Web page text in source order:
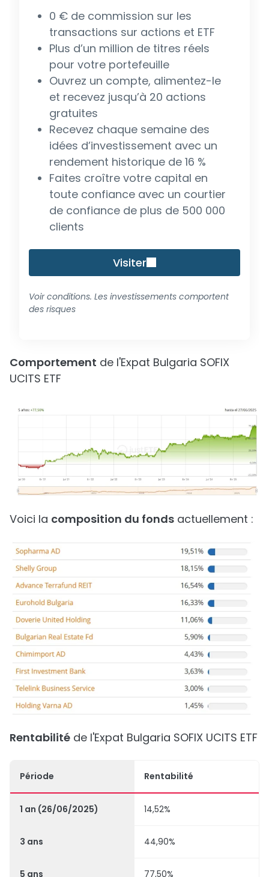
0 € de commission sur les
transactions sur actions et ETF
Plus d’un million de titres réels
pour votre portefeuille
Ouvrez un compte, alimentez-le
et recevez jusqu’à 20 actions
gratuites
Recevez chaque semaine des
idées d’investissement avec un
rendement historique de 16 %
Faites croître votre capital en
toute confiance avec un courtier
de confiance de plus de 500 000
clients
Visiter
Voir conditions. Les investissements comportent
des risques
Comportement de l'Expat Bulgaria SOFIX
UCITS ETF
Voici la composition du fonds actuellement :
Rentabilité de l'Expat Bulgaria SOFIX UCITS ETF
Période Rentabilité
1 an (26/06/2025) 14,52%
3 ans 44,90%
5 ans 77,50%